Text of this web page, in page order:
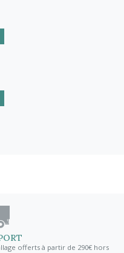
offerts à partir de 290€ hors